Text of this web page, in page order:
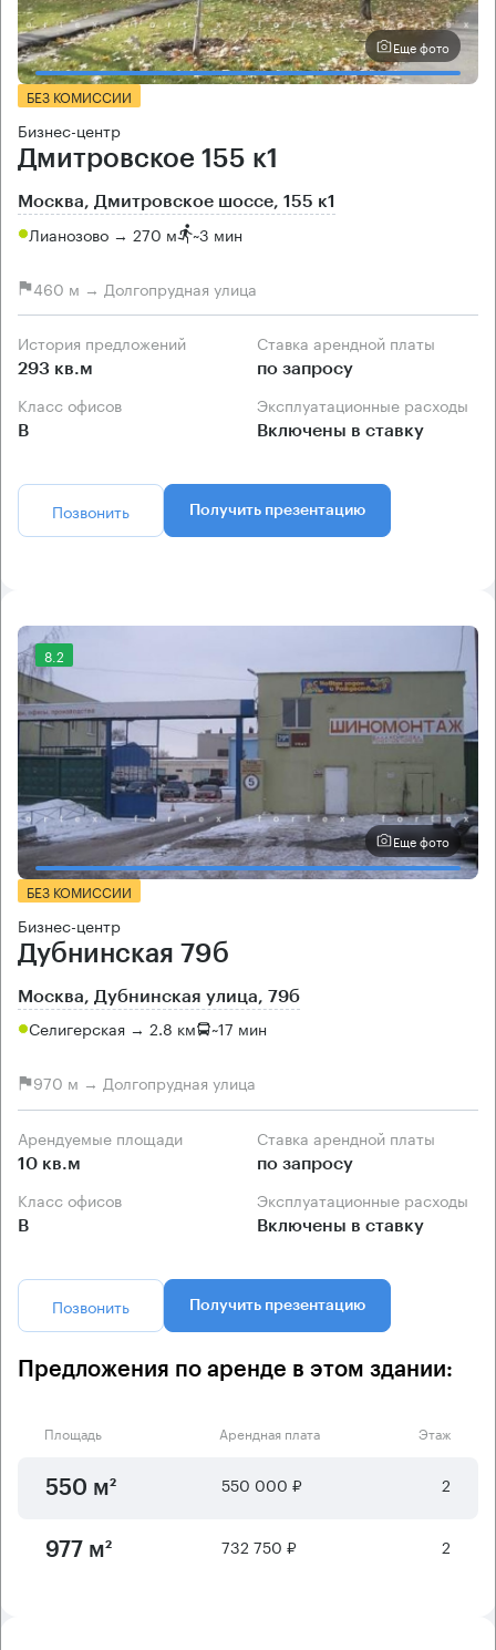
Еще фото
БЕЗ КОМИССИИ
Бизнес-центр
Дмитровское 155 к1
Москва, Дмитровское шоссе, 155 к1
Лианозово → 270 м ~3 мин
460 м → Долгопрудная улица
История предложений
293 кв.м
Ставка арендной платы
по запросу
Класс офисов
B
Эксплуатационные расходы
Включены в ставку
Позвонить Получить презентацию
8.2
Еще фото
БЕЗ КОМИССИИ
Бизнес-центр
Дубнинская 79б
Москва, Дубнинская улица, 79б
Селигерская → 2.8 км ~17 мин
970 м → Долгопрудная улица
Арендуемые площади
10 кв.м
Ставка арендной платы
по запросу
Класс офисов
B
Эксплуатационные расходы
Включены в ставку
Позвонить Получить презентацию
Предложения по аренде в этом здании:
Площадь Арендная плата Этаж
550 м² 550 000 ₽ 2
977 м² 732 750 ₽ 2